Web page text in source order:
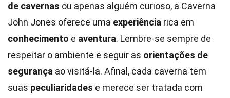
de cavernas ou apenas alguém curioso, a Caverna
John Jones oferece uma experiência rica em
conhecimento e aventura. Lembre-se sempre de
respeitar o ambiente e seguir as orientações de
segurança ao visitá-la. Afinal, cada caverna tem
suas peculiaridades e merece ser tratada com